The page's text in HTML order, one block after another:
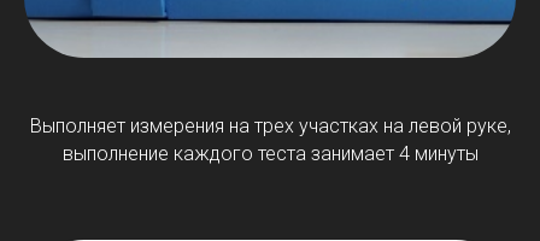
Выполняет измерения на трех участках на левой руке,
выполнение каждого теста занимает 4 минуты